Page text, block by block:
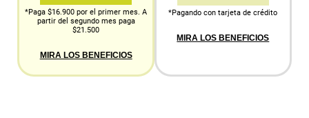
*Paga $16.900 por el primer mes. A
partir del segundo mes paga
$21.500
MIRA LOS BENEFICIOS
*Pagando con tarjeta de crédito
MIRA LOS BENEFICIOS